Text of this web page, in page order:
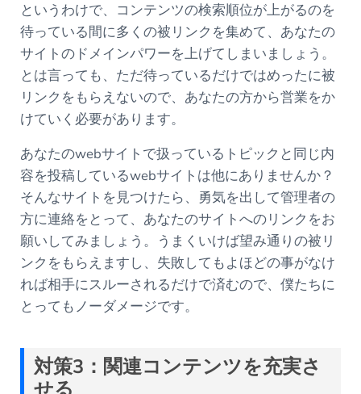
というわけで、コンテンツの検索順位が上がるのを
待っている間に多くの被リンクを集めて、あなたの
サイトのドメインパワーを上げてしまいましょう。
とは言っても、ただ待っているだけではめったに被
リンクをもらえないので、あなたの方から営業をか
けていく必要があります。
あなたのwebサイトで扱っているトピックと同じ内
容を投稿しているwebサイトは他にありませんか？
そんなサイトを見つけたら、勇気を出して管理者の
方に連絡をとって、あなたのサイトへのリンクをお
願いしてみましょう。うまくいけば望み通りの被リ
ンクをもらえますし、失敗してもよほどの事がなけ
れば相手にスルーされるだけで済むので、僕たちに
とってもノーダメージです。
対策3：関連コンテンツを充実さ